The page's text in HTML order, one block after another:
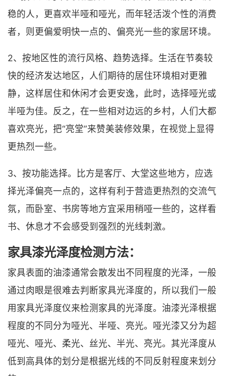
稳的人，更喜欢半哑和哑光，而年轻活泼个性的消费
者，则更偏爱明快一点的、偏亮光一些的家居环境。
2、按地区性的流行风格、趋势选择。生活在节奏较
快的经济发达地区，人们期待的居住环境相对更雅
静，这样居住和休闲才会更安逸，此时，选择哑光或
半哑为佳。反之，在一些相对边远的乡村，人们大都
喜欢亮光，把“亮堂”来赞美装修效果，在视觉上显得
更热烈一些。
3、按功能选择。比方是客厅、大堂这些地方，应选
择光泽偏亮一点的，这样有利于营造更热烈的交流气
氛，而卧室、书房等地方宜采用稍哑一些的，这样看
书、休息才不会感受到强烈的光线刺激。
家具漆光泽度检测方法：
家具表面的油漆通常会散发出不同程度的光泽，一般
通过肉眼是很难去判断家具光泽度的，所以我们一般
用家具光泽度仪来检测家具的光泽度。油漆光泽根据
程度的不同分为哑光、半哑、亮光。哑光漆又分为超
哑光、哑光、柔光、丝光、半光、亮光。其光泽度从
低到高具体的划分是根据光线的不同反射程度来划分